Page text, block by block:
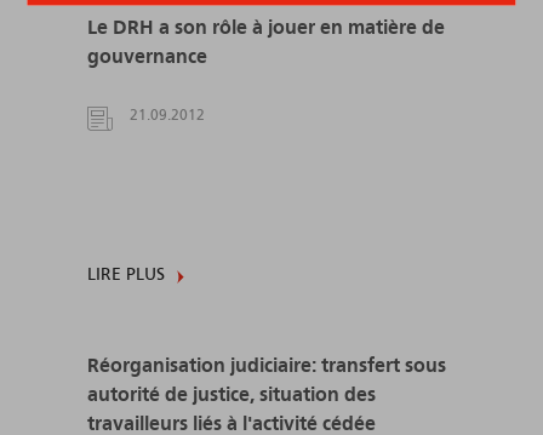
Le DRH a son rôle à jouer en matière de
gouvernance
21.09.2012
LIRE PLUS
Réorganisation judiciaire: transfert sous
autorité de justice, situation des
travailleurs liés à l'activité cédée